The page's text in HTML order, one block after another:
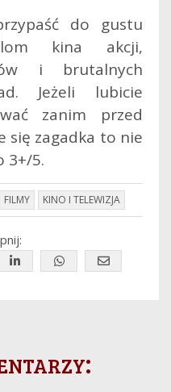
do gustu
kina akcji,
i brutalnych
Jeżeli lubicie
zanim przed
się zagadka to nie
3+/5.
FILMY KINO I TELEWIZJA